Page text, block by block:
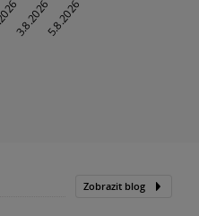
Zobrazit blog